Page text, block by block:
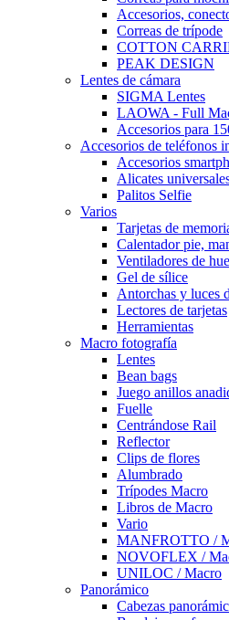
Accesorios,
Correas de trípode
COTTON
PEAK DESIGN
Lentes de cámara
SIGMA Lentes
LAOWA - Full
Accesorios para
Accesorios de teléfonos
Accesorios
Alicates
Palitos Selfie
Varios
Tarjetas de
Calentador pie,
Ventiladores de
Gel de sílice
Antorchas y luces
Lectores de tarjetas
Herramientas
Macro fotografía
Lentes
Bean bags
Juego anillos
Fuelle
Centrándose Rail
Reflector
Clips de flores
Alumbrado
Trípodes Macro
Libros de Macro
Vario
MANFROTTO /
NOVOFLEX /
UNILOC / Macro
Panorámico
Cabezas